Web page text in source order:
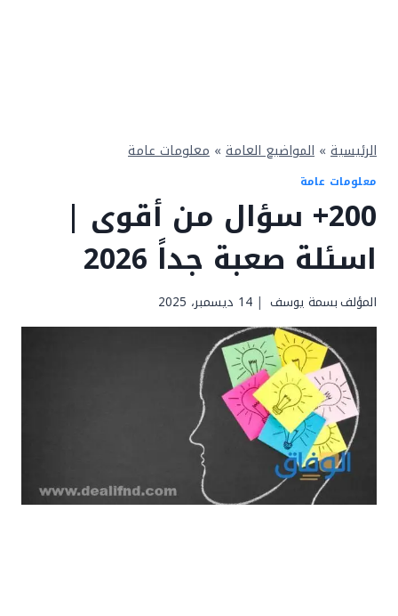
الرئيسية » المواضيع العامة » معلومات عامة
معلومات عامة
200+ سؤال من أقوى |
اسئلة صعبة جداً 2026
المؤلفبسمة يوسف 14 ديسمبر، 2025